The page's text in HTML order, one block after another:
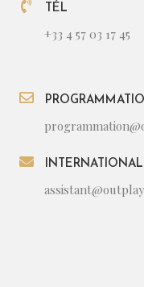
TÉL
+33 4 57 03 17 45